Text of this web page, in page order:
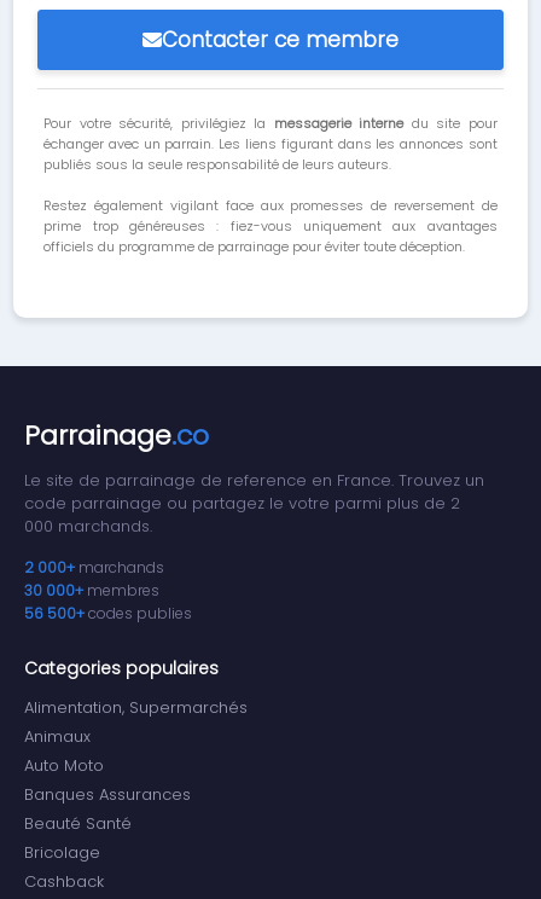
Contacter ce membre
Pour votre sécurité, privilégiez la messagerie internedu site pour
échanger avec un parrain. Les liens figurant dans les annonces sont
publiés sous la seule responsabilité de leurs auteurs.
Restez également vigilant face aux promesses de reversement de
prime trop généreuses : fiez-vous uniquement aux avantages
officiels du programme de parrainage pour éviter toute déception.
Parrainage.co
Le site de parrainage de reference en France. Trouvez un
code parrainage ou partagez le votre parmi plus de 2
000 marchands.
2 000+ marchands
30 000+ membres
56 500+codes publies
Categories populaires
Alimentation, Supermarchés
Animaux
Auto Moto
Banques Assurances
Beauté Santé
Bricolage
Cashback